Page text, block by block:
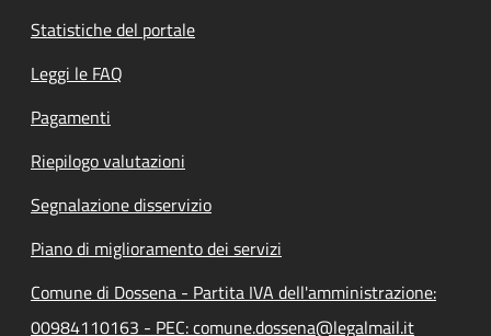
Statistiche del portale
Leggi le FAQ
Pagamenti
Riepilogo valutazioni
Segnalazione disservizio
Piano di miglioramento dei servizi
Comune di Dossena - Partita IVA dell'amministrazione:
00984110163 - PEC: comune.dossena@legalmail.it